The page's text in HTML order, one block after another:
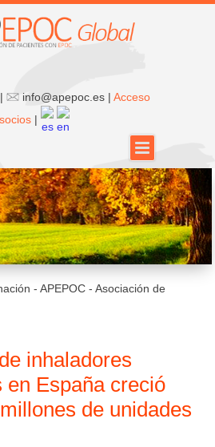
| info@apepoc.es |Acceso
socios |
- APEPOC - Asociación de
inhaladores
en España creció
de unidades